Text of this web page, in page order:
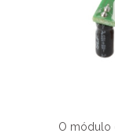
O módulo